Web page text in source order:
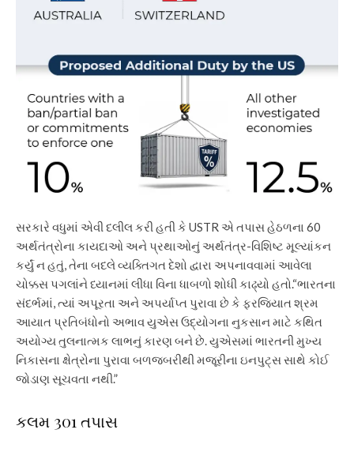
સરકારે વધુમાં એવી દલીલ કરી હતી કે USTR એ તપાસ હેઠળના 60
અર્થતંત્રોના કાયદાઓ અને પ્રથાઓનું અર્થતંત્ર-વિશિષ્ટ મૂલ્યાંકન
કર્યું ન હતું, તેના બદલે વ્યક્તિગત દેશો દ્વારા અપનાવવામાં આવેલા
ચોક્કસ પગલાંને ધ્યાનમાં લીધા વિના ધાબળો શોધી કાઢ્યો હતો.“ભારતના
સંદર્ભમાં, ત્યાં અપૂરતા અને અપર્યાપ્ત પુરાવા છે કે ફરજિયાત શ્રમ
આયાત પ્રતિબંધોનો અભાવ યુએસ ઉદ્યોગના નુકસાન માટે કથિત
અયોગ્ય તુલનાત્મક લાભનું કારણ બને છે. યુએસમાં ભારતની મુખ્ય
નિકાસના ક્ષેત્રોના પુરાવા બળજબરીથી મજૂરીના ઇનપુટ્સ સાથે કોઈ
જોડાણ સૂચવતા નથી.”
કલમ 301 તપાસ